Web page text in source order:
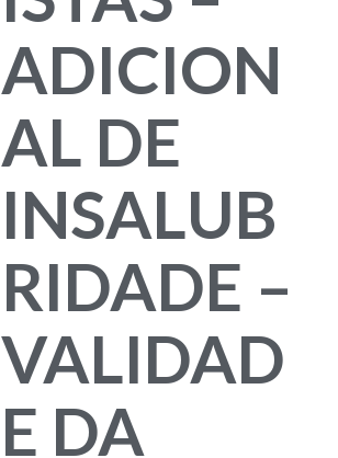
ADICION
AL DE
INSALUB
RIDADE –
VALIDAD
E DA